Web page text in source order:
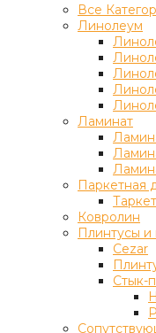
Все
Линолеум
Ламинат
Паркетная
Ковролин
Плинтусы и
Cezar
Стык-